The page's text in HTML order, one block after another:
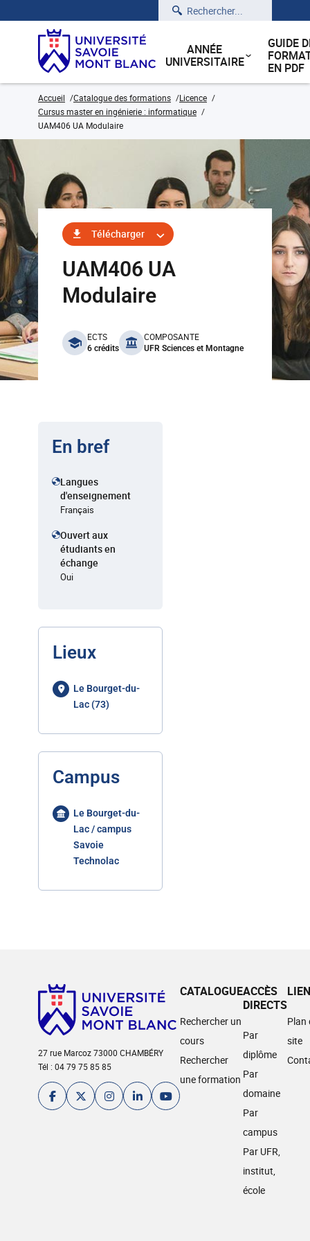
Rechercher
ANNÉE
UNIVERSITAIRE
GUIDE
EN PDF
Accueil Catalogue des formations
Licence
Cursus master en ingénierie : informatique
UAM406 UA Modulaire
Télécharger
UAM406 UA
Modulaire
benefits
ECTS
6 crédits
COMPOSANTE
UFR Sciences et Montagne
En bref
Langues
d'enseignement
Français
Ouvert aux
étudiants en
échange
Oui
Lieux
Le Bourget-du-
Lac (73)
Campus
Le Bourget-du-
Lac / campus
Savoie
Technolac
27 rue Marcoz 73000 CHAMBÉRY
Tél : 04 79 75 85 85
CATALOGUE
Rechercher un
cours
Rechercher
une formation
ACCÈS
DIRECTS
Par
diplôme
Par
domaine
Par
campus
Par UFR,
institut,
école
Plan
site